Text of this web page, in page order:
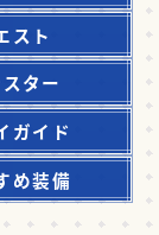
スト
ター
ガイド
め装備